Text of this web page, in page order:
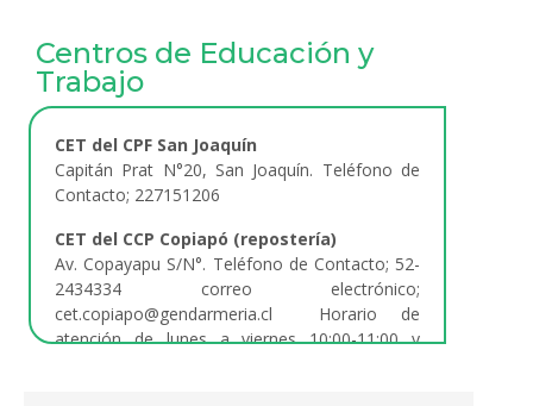
Centros de Educación y
Trabajo
CET del CPF San Joaquín
Capitán Prat N°20, San Joaquín. Teléfono de
Contacto; 227151206
CET del CCP Copiapó (repostería)
Av. Copayapu S/N°. Teléfono de Contacto; 52-
2434334 correo electrónico;
cet.copiapo@gendarmeria.cl Horario de
atención de lunes a viernes 10:00-11:00 y